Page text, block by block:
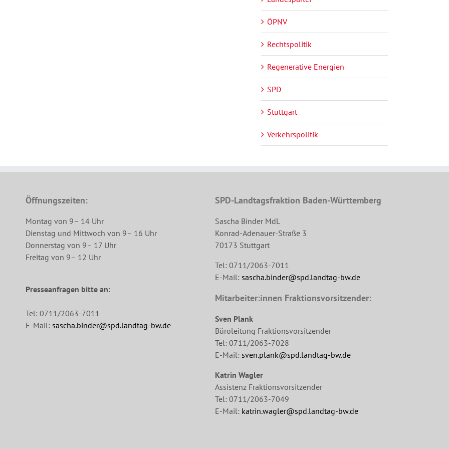
ÖPNV
Rechtspolitik
Regenerative Energien
SPD
Stuttgart
Verkehrspolitik
Öffnungszeiten:
Montag von 9– 14 Uhr
Dienstag und Mittwoch von 9– 16 Uhr
Donnerstag von 9– 17 Uhr
Freitag von 9– 12 Uhr
Presseanfragen bitte an:
Tel: 0711/2063-7011
E-Mail:sascha.binder@spd.landtag-bw.de
SPD-Landtagsfraktion Baden-Württemberg
Sascha Binder MdL
Konrad-Adenauer-Straße 3
70173 Stuttgart
Tel: 0711/2063-7011
E-Mail: sascha.binder@spd.landtag-bw.de
Mitarbeiter:innen Fraktionsvorsitzender:
Sven Plank
Büroleitung Fraktionsvorsitzender
Tel: 0711/2063-7028
E-Mail: sven.plank@spd.landtag-bw.de
Katrin Wagler
Assistenz Fraktionsvorsitzender
Tel: 0711/2063-7049
E-Mail: katrin.wagler@spd.landtag-bw.de